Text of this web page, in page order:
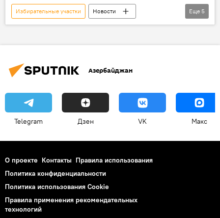
Избирательные участки
Новости
Новости мира
Украина
Еще 5
Азербайджан
Telegram Дзен VK Макс
О проекте Контакты Правила использования
Политика конфиденциальности
Политика использования Cookie
Правила применения рекомендательных
технологий